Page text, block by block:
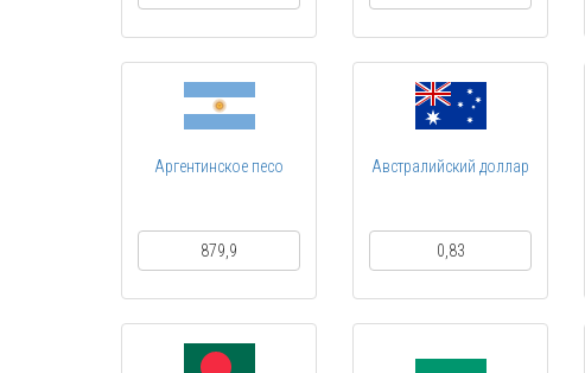
Аргентинское песо
879,9
Австралийский доллар
0,83